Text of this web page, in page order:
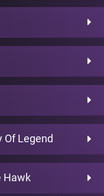
Of Legend
Hawk